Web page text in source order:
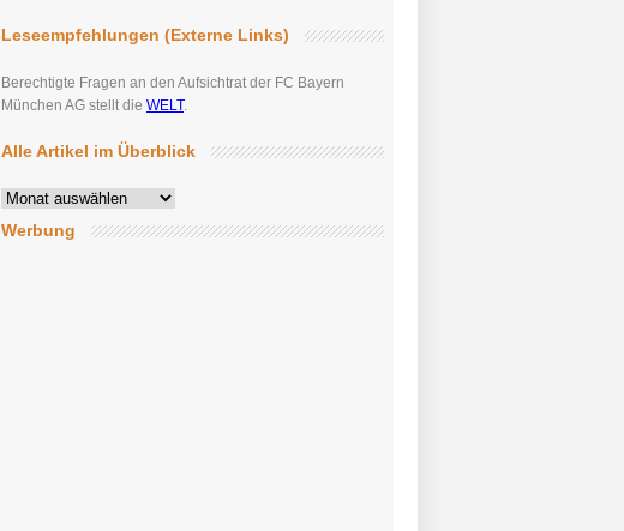
Leseempfehlungen (Externe Links)
Berechtigte Fragen an den Aufsichtrat der FC Bayern
München AG stellt die WELT.
Alle Artikel im Überblick
Alle
im
Werbung